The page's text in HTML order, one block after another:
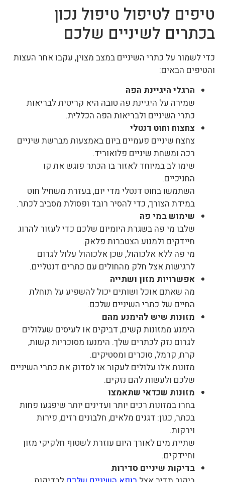
טיפים לטיפול טיפול נכון
בכתרים לשיניים שלכם
כדי לשמור על כתרי השיניים במצב מצוין, עקבו אחר העצות
והטיפים הבאים:
הרגלי היגיינת הפה
שמירה על היגיינת פה טובה היא קריטית לבריאות
כתרי השיניים ולבריאות הפה הכללית.
צחצוח וחוט דנטלי
צחצח שיניים פעמיים ביום באמצעות מברשת שיניים
רכה ומשחת שיניים פלואוריד.
שימו לב במיוחד לאזור בו הכתר פוגש את קו
החניכיים.
השתמשו בחוט דנטלי מדי יום, בעזרת משחיל חוט
במידת הצורך, כדי להסיר רובד ופסולת מסביב לכתר.
שימוש במי פה
שלבו מי פה בשגרת היומיום שלכם כדי לעזור להרוג
חיידקים ולמנוע הצטברות פלאק.
מי פה ללא אלכוהול, שכן אלכוהול עלול לגרום
לרגישות אצל חלק מהחולים עם כתרים דנטליים.
אפשרויות מזון ושתייה
מה שאתם אוכל ושותים יכול להשפיע על תוחלת
החיים של כתרי השיניים שלכם.
מזונות שיש להימנע מהם
הימנע ממזונות קשים, דביקים או לעיסים שעלולים
לגרום נזק לכתרים שלך. הימנעו מסוכריות קשות,
קרח, קרמל, סוכרים ומסטיקים.
מזונות אלו עלולים לעקור או לסדוק את כתרי השיניים
שלכם ולעשות להם נזקים.
מזונות שכדאי שתאמצו
בחרו במזונות רכים יותר ועדינים יותר שיפגעו פחות
בכתר, כגון: דגנים מלאים, חלבונים רזים, פירות
וירקות.
שתיית מים לאורך היום עוזרת לשטוף חלקיקי מזון
וחיידקים.
בדיקות שיניים סדירות